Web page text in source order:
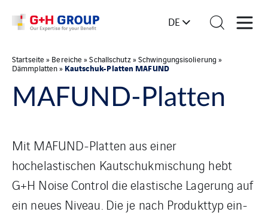
DE
Startseite » Bereiche »Schallschutz»Schwingungsisolierung »
Dämmplatten» Kautschuk-Platten MAFUND
MAFUND-Platten
Mit MAFUND-Platten aus einer
hochelastischen Kautschukmischung hebt
G+H Noise Control die elastische Lagerung auf
ein neues Niveau. Die je nach Produkttyp ein-